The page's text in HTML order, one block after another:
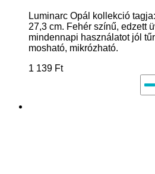
Luminarc Opál kollekció
27,3 cm. Fehér színű, edzett
mindennapi használatot jól
mosható, mikrózható.
1 139 Ft